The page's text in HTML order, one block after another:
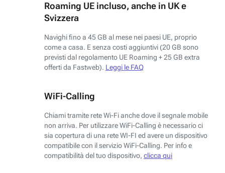
Roaming UE incluso, anche in UK e
Svizzera
Navighi fino a 45 GB al mese nei paesi UE, proprio
come a casa. E senza costi aggiuntivi (20 GB sono
previsti dal regolamento UE Roaming + 25 GB extra
offerti da Fastweb). Leggi le FAQ
WiFi-Calling
Chiami tramite rete Wi-Fi anche dove il segnale mobile
non arriva. Per utilizzare WiFi-Calling è necessario ci
sia copertura di una rete WI-FI ed avere un dispositivo
compatibile con il servizio WiFi-Calling. Per info e
compatibilità del tuo dispositivo, clicca qui